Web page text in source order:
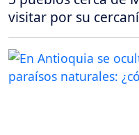
visitar por su